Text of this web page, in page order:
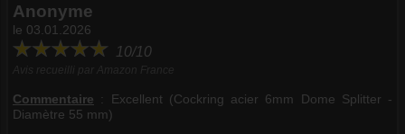
Anonyme
le 03.01.2026
10/10
Commentaire : Excellent (Cockring acier 6mm Dome Splitter -
Diamètre 55 mm)